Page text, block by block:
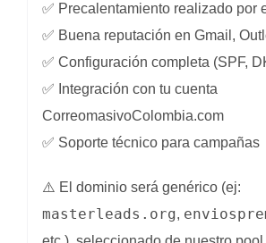
✅ Precalentamiento realizado por
✅ Buena reputación en Gmail,
✅ Configuración completa (SPF,
✅ Integración con tu cuenta
CorreomasivoColombia.com
✅ Soporte técnico para campañas
⚠️ El dominio será genérico (ej:
masterleads.org,